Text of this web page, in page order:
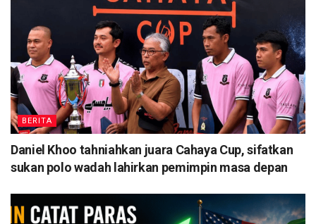
BERITA
Daniel Khoo tahniahkan juara Cahaya Cup, sifatkan
sukan polo wadah lahirkan pemimpin masa depan